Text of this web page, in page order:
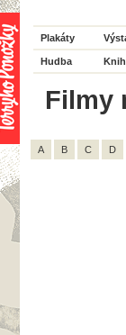
Plakáty
Hudba
Filmy
A B C D